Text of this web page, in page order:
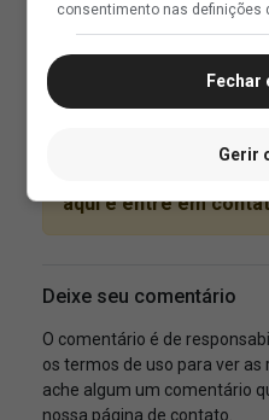
consentimento nas definições
Fechar
Gerir